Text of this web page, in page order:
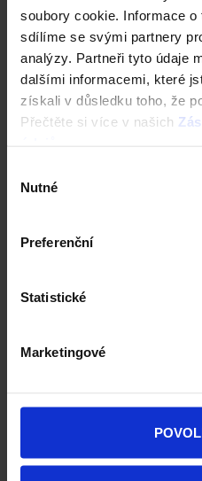
soubory cookie. Informace o
sdílíme se svými partnery
analýzy. Partneři tyto údaje
dalšími informacemi, které
získali v důsledku toho, že
Přečtěte si více v našich
souhlasu
Nutné
Preferenční
Statistické
Marketingové
Kombinace a
Obrubník Duofix -
Next